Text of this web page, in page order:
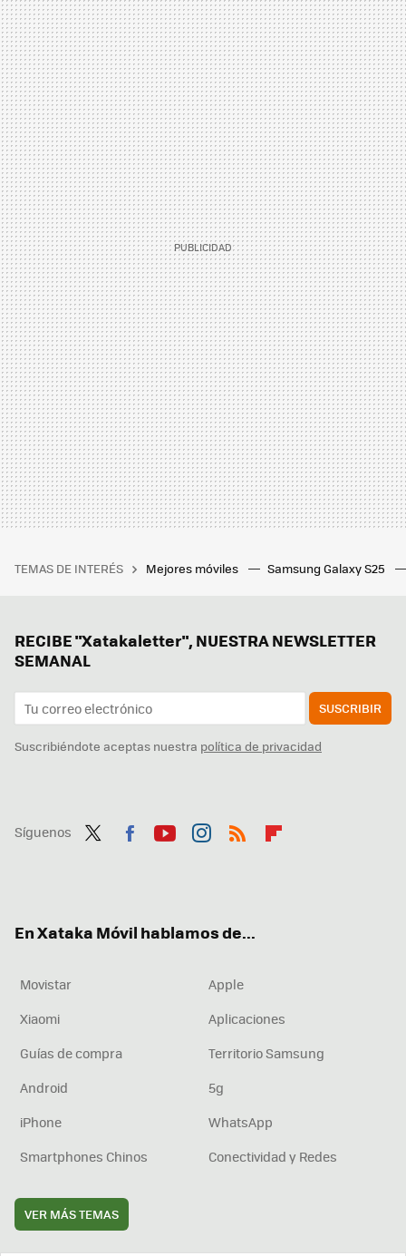
TEMAS DE INTERÉS Mejores móviles Samsung Galaxy S25
RECIBE "Xatakaletter", NUESTRA NEWSLETTER
SEMANAL
SUSCRIBIR
Suscribiéndote aceptas nuestra política de privacidad
Síguenos
En Xataka Móvil hablamos de...
Movistar
Apple
Xiaomi
Aplicaciones
Guías de compra
Territorio Samsung
Android
5g
iPhone
WhatsApp
Smartphones Chinos
Conectividad y Redes
VER MÁS TEMAS